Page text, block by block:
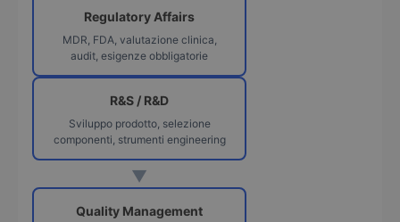
Regulatory Affairs
MDR, FDA, valutazione clinica,
audit, esigenze obbligatorie
R&S / R&D
Sviluppo prodotto, selezione
componenti, strumenti engineering
▼
Quality Management